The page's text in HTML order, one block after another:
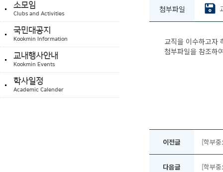
소모임
Clubs and Activities
국민대공지
Kookmin Information
교내행사안내
Kookmin Events
학사일정
Academic Calender
첨부파일
교직을 이수하고자
첨부파일을 참조하
이전글 [학부
다음글 [학부